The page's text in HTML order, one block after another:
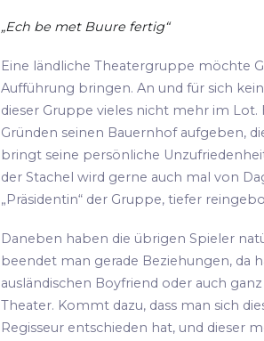
„Ech be met Buure fertig“
Eine ländliche Theatergruppe möchte
Aufführung bringen. An und für sich
dieser Gruppe vieles nicht mehr im Lot.
Gründen seinen Bauernhof aufgeben,
bringt seine persönliche
der Stachel wird gerne auch mal von
„Präsidentin“ der Gruppe, tiefer
Daneben haben die übrigen Spieler
beendet man gerade Beziehungen, da
ausländischen Boyfriend oder auch
Theater. Kommt dazu, dass man sich
Regisseur entschieden hat, und dieser